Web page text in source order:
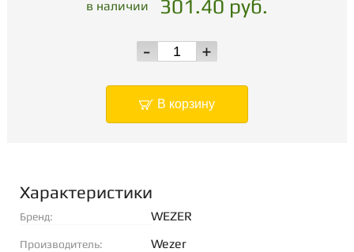
в наличии
301.40 руб.
-
+
В корзину
Характеристики
Бренд: WEZER
Производитель: Wezer